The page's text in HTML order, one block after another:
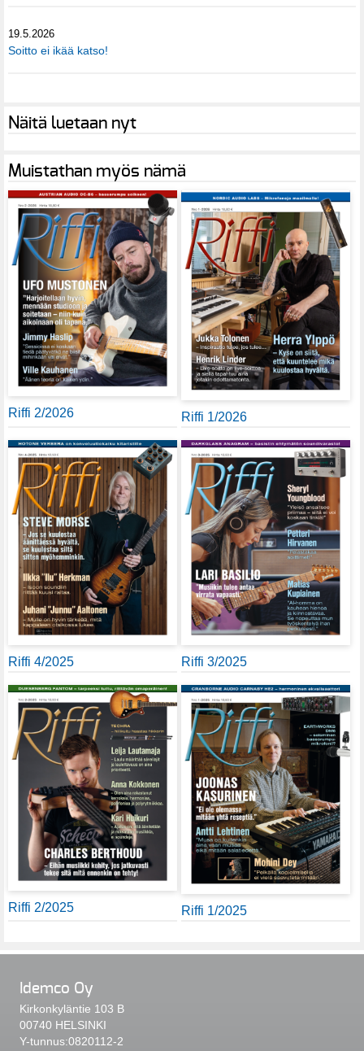
19.5.2026
Soitto ei ikää katso!
Näitä luetaan nyt
Muistathan myös nämä
Riffi 2/2026 Riffi 1/2026
Riffi 4/2025 Riffi 3/2025
Riffi 2/2025 Riffi 1/2025
Idemco Oy
Kirkonkyläntie 103 B
00740 HELSINKI
Y-tunnus:0820112-2